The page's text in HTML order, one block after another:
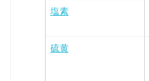
塩素
硫黄